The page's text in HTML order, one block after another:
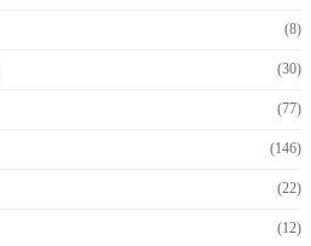
(8)
(30)
(77)
(146)
(22)
(12)